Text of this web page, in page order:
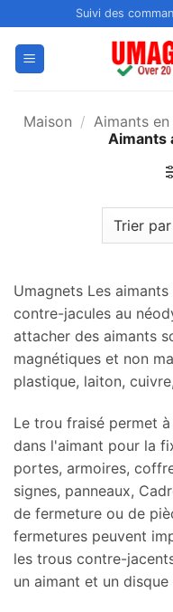
au
contenu
Suivi des
Maison / Aimants
Aimants
Umagnets Les
contre-jacules au
attacher des aimants
magnétiques et non
plastique, laiton,
Le trou fraisé permet
dans l'aimant pour la
portes, armoires,
signes, panneaux,
de fermeture ou de
fermetures peuvent
les trous contre-
un aimant et un disque